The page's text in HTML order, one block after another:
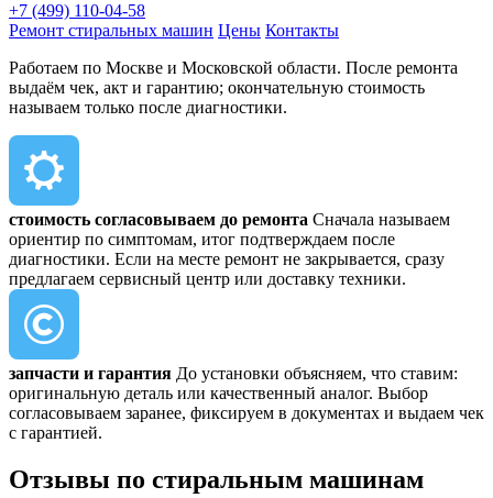
+7 (499) 110-04-58
Ремонт стиральных машин Цены Контакты
Работаем по Москве и Московской области. После ремонта
выдаём чек, акт и гарантию; окончательную стоимость
называем только после диагностики.
стоимость согласовываем до ремонта Сначала называем
ориентир по симптомам, итог подтверждаем после
диагностики. Если на месте ремонт не закрывается, сразу
предлагаем сервисный центр или доставку техники.
запчасти и гарантия До установки объясняем, что ставим:
оригинальную деталь или качественный аналог. Выбор
согласовываем заранее, фиксируем в документах и выдаем чек
с гарантией.
Отзывы по стиральным машинам